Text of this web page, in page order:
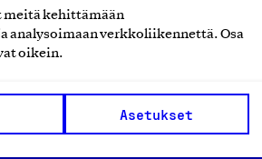
meitä kehittämään
analysoimaan verkkoliikennettä. Osa
oikein.
Asetukset
työ ry
Helsinki